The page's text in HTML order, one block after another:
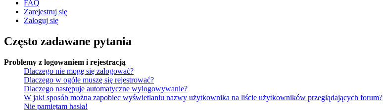
FAQ
Zarejestruj się
Zaloguj się
Często zadawane pytania
Problemy z logowaniem i rejestracją
Dlaczego nie mogę się zalogować?
Dlaczego w ogóle muszę się rejestrować?
Dlaczego następuje automatyczne wylogowywanie?
W jaki sposób można zapobiec wyświetlaniu nazwy użytkownika na liście użytkowników przeglądających forum?
Nie pamiętam hasła!